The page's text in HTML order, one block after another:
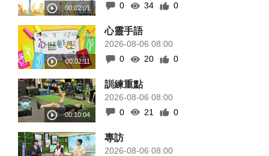
0
34 0
心靈手語
2026-08-06 08:00
0
20 0
訓練重點
2026-08-06 08:00
0
21 0
專訪
2026-08-06 08:00